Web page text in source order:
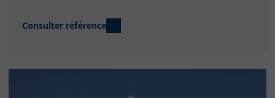
Consulter référence